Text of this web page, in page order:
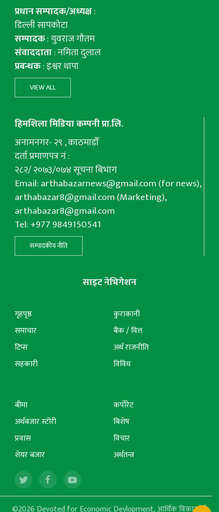
प्रधान सम्पादक/अध्यक्ष:
डिल्ली सापकोटा
सम्पादक: युवराज गाैतम
संवाददाता: नमिता दुलाल
प्रबन्धक: इश्वर थापा
VIEW ALL
हिमशिला मिडिया कम्पनी प्रा.लि.
अनामनगर- २९ , काठमाडौँ
दर्ता प्रमाणपत्र नं :
२८२/ २०७३/०७४ सूचना बिभाग
Email:arthabazarnews@gmail.com(for news),
arthabazar8@gmail.com(Marketing),
arthabazar8@gmail.com
Tel: +977 9849150541
सम्पादकीय नीति
साइट नेभिगेशन
गृहपृष्ठ
समाचार
टिप्स
सहकारी
कुराकानी
बैंक / वित्त
अर्थ राजनीति
विविध
बीमा
अर्थबजार स्टोरी
प्रवास
शेयर बजार
कर्पोरेट
बिशेष
विचार
अर्थतन्त्र
©2026 Devoted for Economic Devlopment, आर्थिक विकासको